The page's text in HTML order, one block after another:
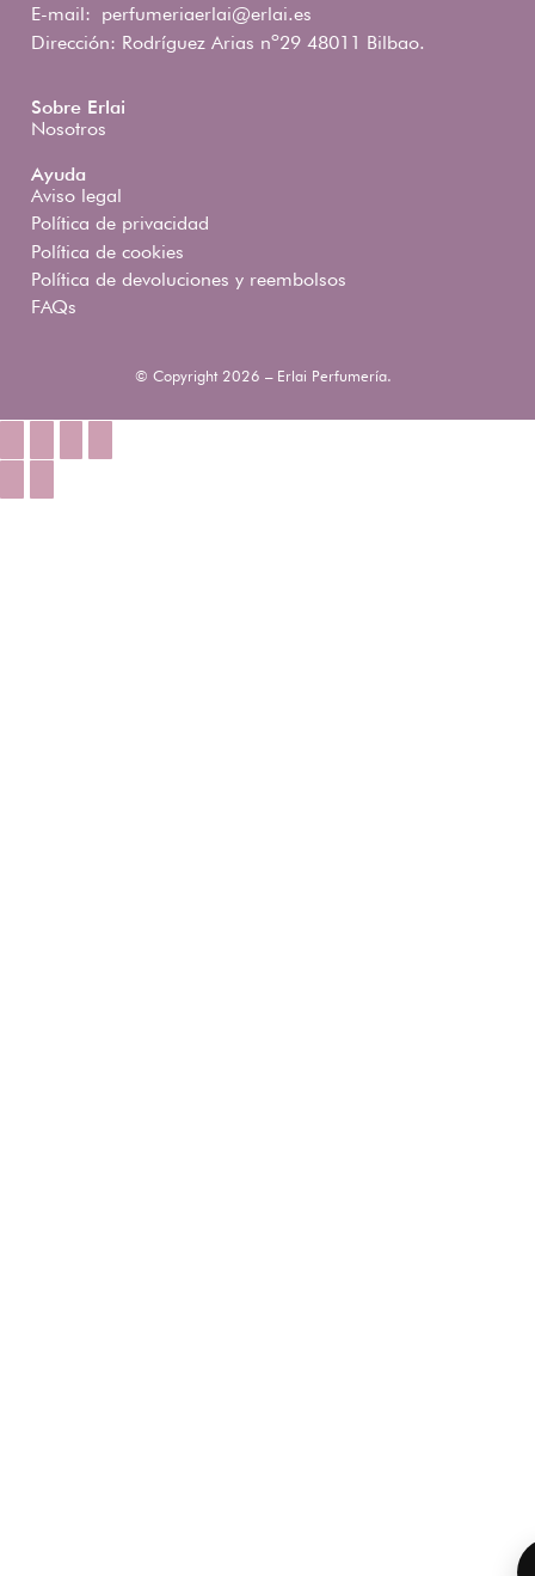
E-mail: perfumeriaerlai@erlai.es
Dirección: Rodríguez Arias nº29 48011 Bilbao.
Sobre Erlai
Nosotros
Ayuda
Aviso legal
Política de privacidad
Política de cookies
Política de devoluciones y reembolsos
FAQs
© Copyright 2026 – Erlai Perfumería.